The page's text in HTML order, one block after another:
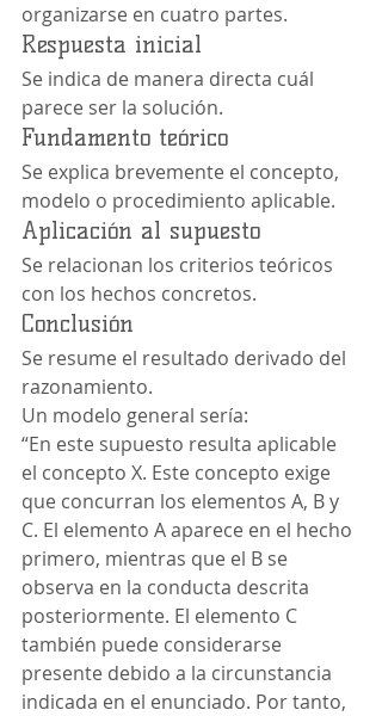
organizarse en cuatro partes.
Respuesta inicial
Se indica de manera directa cuál
parece ser la solución.
Fundamento teórico
Se explica brevemente el concepto,
modelo o procedimiento aplicable.
Aplicación al supuesto
Se relacionan los criterios teóricos
con los hechos concretos.
Conclusión
Se resume el resultado derivado del
razonamiento.
Un modelo general sería:
“En este supuesto resulta aplicable
el concepto X. Este concepto exige
que concurran los elementos A, B y
C. El elemento A aparece en el hecho
primero, mientras que el B se
observa en la conducta descrita
posteriormente. El elemento C
también puede considerarse
presente debido a la circunstancia
indicada en el enunciado. Por tanto,